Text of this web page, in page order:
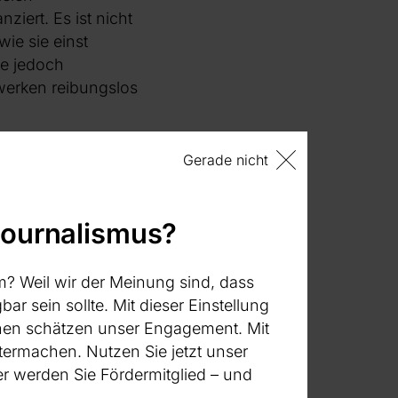
Es ist nicht
sie einst
jedoch
reibungslos
Auswahl aus
von Piyawat
Mensch-Roboter-
zwang sich
Gerade nicht
Weil wir der Meinung sind, dass
sein sollte. Mit dieser Einstellung
schätzen unser Engagement. Mit
Nutzen Sie jetzt unser
werden Sie Fördermitglied – und